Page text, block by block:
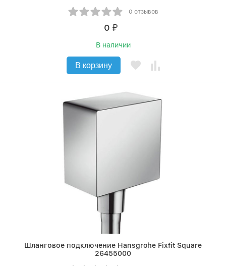
0 отзывов
0 ₽
В наличии
В корзину
Шланговое подключение Hansgrohe Fixfit Square
26455000